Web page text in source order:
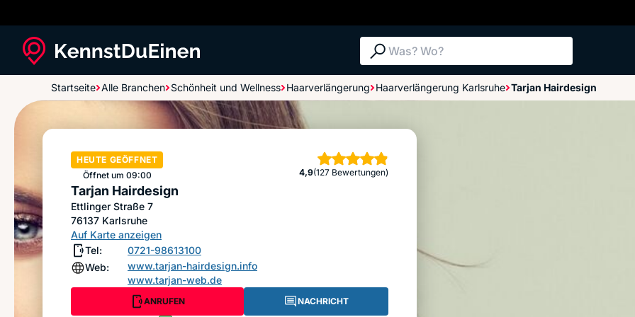
Suche: Was? Wo?
Startseite Alle Branchen Schönheit und Wellness Haarverlängerung Haarverlängerung Karlsruhe Tarjan Hairdesign
Tarjan Hairdesign
HEUTE GEÖFFNET
Öffnet um 09:00
4,9
Sterne(127 Bewertungen)
Tarjan Hairdesign
Ettlinger Straße 7
76137 Karlsruhe
Auf Karte anzeigen
Tel:
0721-98613100
Web:
www.tarjan-hairdesign.info
www.tarjan-web.de
ANRUFEN
NACHRICHT